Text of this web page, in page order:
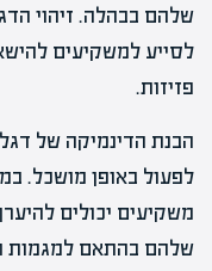
שלהם בבהלה. זיהוי
לסייע למשקיעים
פזיזות.
הבנת הדינמיקה של
לפעול באופן מושכל.
משקיעים יכולים
שלהם בהתאם למגמות